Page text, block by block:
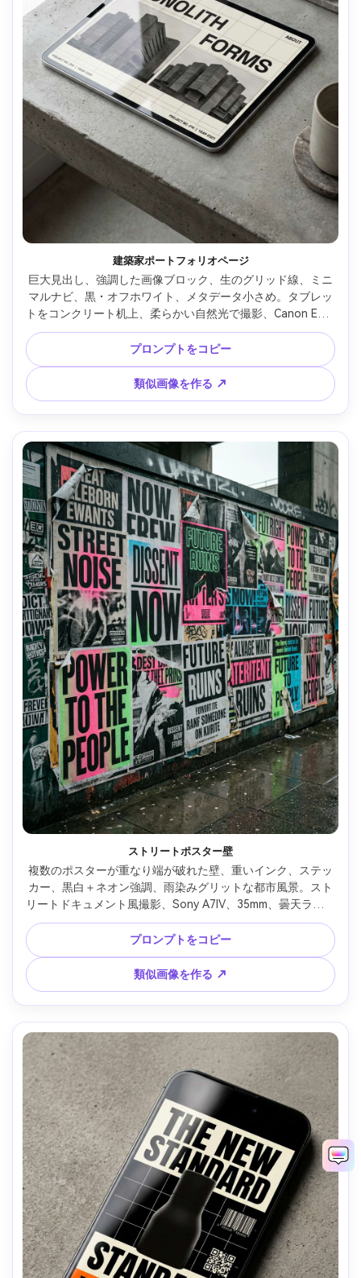
建築家ポートフォリオページ
巨大見出し、強調した画像ブロック、生のグリッド線、ミニ
マルナビ、黒・オフホワイト、メタデータ小さめ。タブレッ
トをコンクリート机上、柔らかい自然光で撮影、Canon EOS
R5、50mm、高解像度 --ar 4:5
プロンプトをコピー
類似画像を作る ↗
ストリートポスター壁
複数のポスターが重なり端が破れた壁、重いインク、ステッ
カー、黒白＋ネオン強調、雨染みグリットな都市風景。スト
リートドキュメント風撮影、Sony A7IV、35mm、曇天ライテ
ィング --ar 4:5
プロンプトをコピー
類似画像を作る ↗